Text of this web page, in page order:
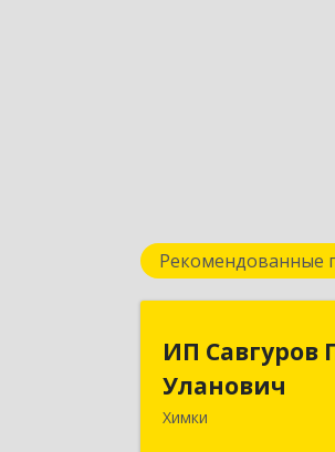
Рекомендованные
ИП Савгуров
Уланович
Химки